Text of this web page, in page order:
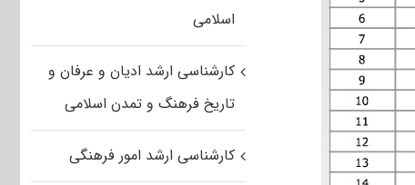
اسلامی
کارشناسی ارشد ادیان و عرفان و
تاریخ فرهنگ و تمدن اسلامی
کارشناسی ارشد امور فرهنگی